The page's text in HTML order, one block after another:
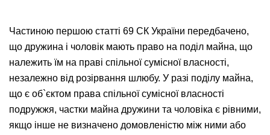
Частиною першою статті 69 СК України передбачено,
що дружина і чоловік мають право на поділ майна, що
належить їм на праві спільної сумісної власності,
незалежно від розірвання шлюбу. У разі поділу майна,
що є об`єктом права спільної сумісної власності
подружжя, частки майна дружини та чоловіка є рівними,
якщо інше не визначено домовленістю між ними або